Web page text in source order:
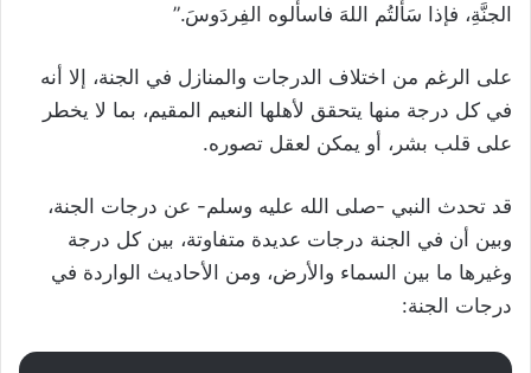
الجنَّةِ، فإذا سَأَلتُم اللهَ فاسأَلوه الفِردَوسَ.”
على الرغم من اختلاف الدرجات والمنازل في الجنة، إلا أنه
في كل درجة منها يتحقق لأهلها النعيم المقيم، بما لا يخطر
على قلب بشر، أو يمكن لعقل تصوره.
قد تحدث النبي -صلى الله عليه وسلم- عن درجات الجنة،
وبين أن في الجنة درجات عديدة متفاوتة، بين كل درجة
وغيرها ما بين السماء والأرض، ومن الأحاديث الواردة في
درجات الجنة: